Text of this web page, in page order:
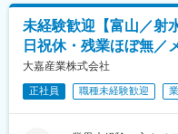
日本初のCRO（医薬品
性で、医薬の世界に新
現在では、医薬品開発
企業の全てのプロセス
本で唯一CMC、バイオ
CROで日本の新薬の約
・同業職種経験のお持
に指導します。
・仕事に必要な資格取
会社作業に関連するク
等
・20代～60代と幅広い
・作業服は支給
未経験歓迎【富山／射
日祝休・残業ほぼ無／
大嘉産業株式会社
正社員 職種未経験歓迎